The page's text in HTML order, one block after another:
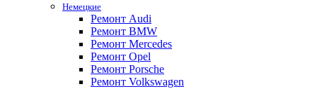
Немецкие
Ремонт Audi
Ремонт BMW
Ремонт Mercedes
Ремонт Opel
Ремонт Porsche
Ремонт Volkswagen